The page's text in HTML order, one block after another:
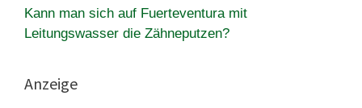
Kann man sich auf Fuerteventura mit
Leitungswasser die Zähneputzen?
Anzeige